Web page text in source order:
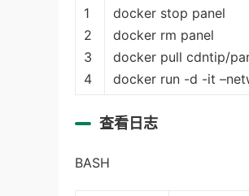
1
2
3
4
docker stop panel
docker rm panel
docker pull cdntip/
docker run -d -it
查看日志
BASH